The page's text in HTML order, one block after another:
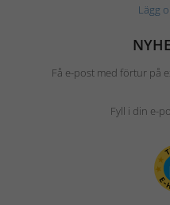
Lägg
Få e-post med förtur på
Fyll i din e-